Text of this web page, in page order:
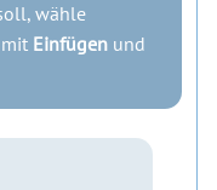
wähle
Einfügen und